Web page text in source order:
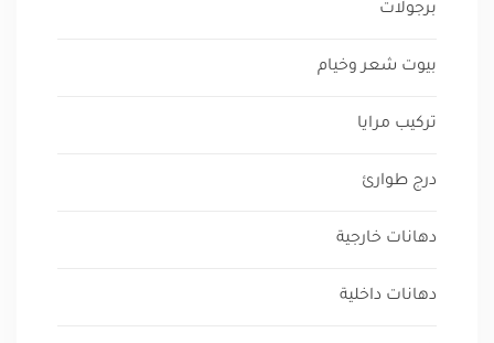
برجولات
بيوت شعر وخيام
تركيب مرايا
درج طوارئ
دهانات خارجية
دهانات داخلية